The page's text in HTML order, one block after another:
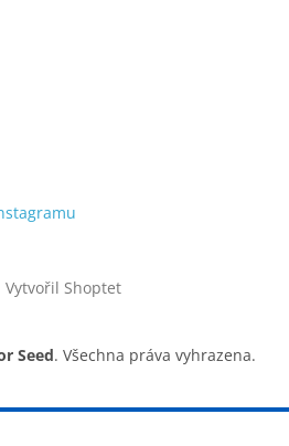
Vytvořil Shoptet
Seed. Všechna práva vyhrazena.